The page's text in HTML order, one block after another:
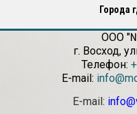
Города
ООО
г. Восход,
Телефон:
E-mail:
E-mail: